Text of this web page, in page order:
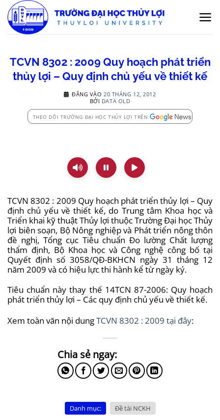
qua
nội
TCVN 8302 : 2009 Quy hoạch phát triển
thủy lợi – Quy định chủ yếu về thiết kế
ĐĂNG VÀO 20 THÁNG 12, 2012
BỞI DATA OLD
THEO DÕI TRƯỜNG ĐẠI HỌC THỦY LỢI TRÊN
TCVN 8302 : 2009 Quy hoạch phát triển thủy lợi – Quy
định chủ yếu về thiết kế, do Trung tâm Khoa học và
Triển khai kỹ thuật Thủy lợi thuộc Trường Đại học Thủy
lợi biên soạn, Bộ Nông nghiệp và Phát triển nông thôn
đề nghị, Tổng cục Tiêu chuẩn Đo lường Chất lượng
thẩm định, Bộ Khoa học và Công nghệ công bố tại
Quyết định số 3058/QĐ-BKHCN ngày 31 tháng 12
năm 2009 và có hiệu lực thi hành kể từ ngày ký.
Tiêu chuẩn này thay thế 14TCN 87-2006: Quy hoạch
phát triển thủy lợi – Các quy định chủ yếu về thiết kế.
Xem toàn văn nội dungTCVN 8302 : 2009 tại đây:
Danh mục: Đề tài NCKH